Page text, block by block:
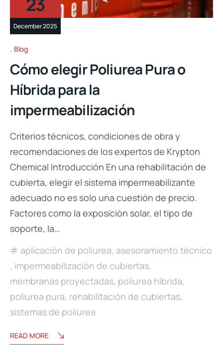
December 2025
Blog
Cómo elegir Poliurea Pura o
Híbrida para la
impermeabilización
Criterios técnicos, condiciones de obra y
recomendaciones de los expertos de Krypton
Chemical Introducción En una rehabilitación de
cubierta, elegir el sistema impermeabilizante
adecuado no es solo una cuestión de precio.
Factores como la exposición solar, el tipo de
soporte, la…
aplicación de poliurea, asesoramiento técnico
, impermeabilización de cubiertas,
membranas proyectadas, poliurea híbrida,
poliurea pura, rehabilitación de cubiertas,
sistemas de poliurea
READ MORE